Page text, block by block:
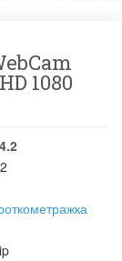
1080
4.2